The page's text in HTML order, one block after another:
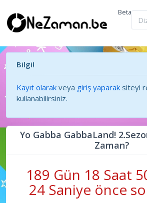
Beta
Bilgi!
Kayıt olarak veya giriş yaparak siteyi
kullanabilirsiniz.
Yo Gabba GabbaLand!
Zaman?
189 Gün 18 Saat
24 Saniye önce